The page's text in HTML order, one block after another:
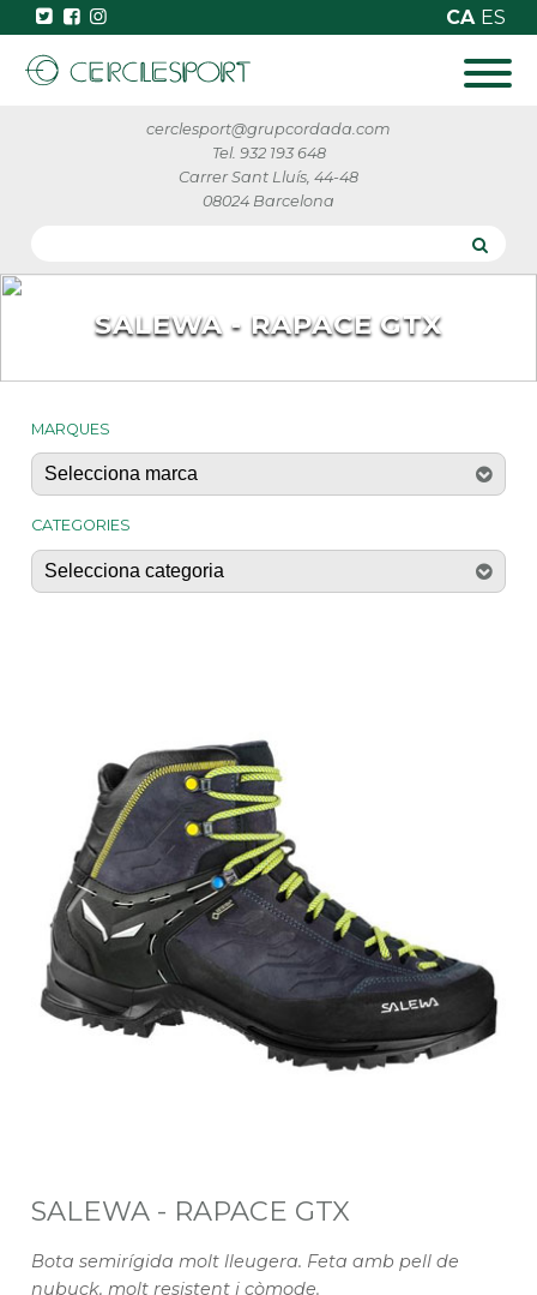
CA ES
cerclesport@grupcordada.com
Tel. 932 193 648
Carrer Sant Lluís, 44-48
08024 Barcelona
SALEWA - RAPACE GTX
MARQUES
CATEGORIES
SALEWA - RAPACE GTX
Bota semirígida molt lleugera. Feta amb pell de
nubuck, molt resistent i còmode.